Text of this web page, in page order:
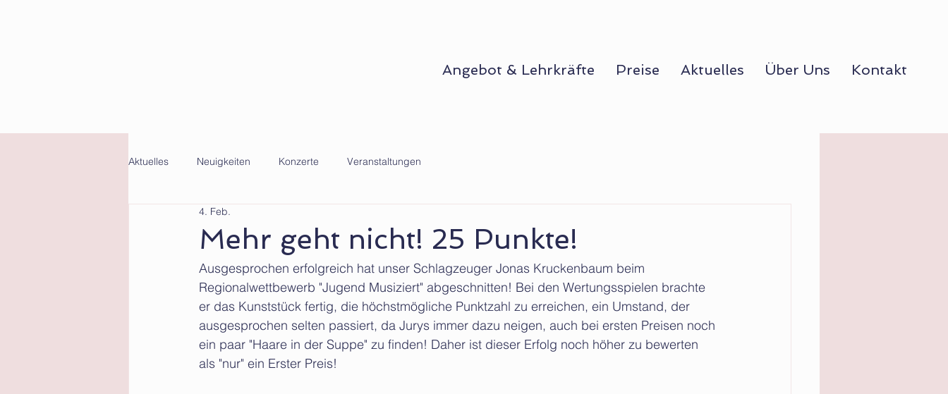
Angebot & Lehrkräfte Preise Aktuelles Über Uns Kontakt
Aktuelles Neuigkeiten Konzerte Veranstaltungen
Mehr geht nicht! 25 Punkte!
4. Feb.
Ausgesprochen erfolgreich hat unser Schlagzeuger Jonas Kruckenbaum beim
Regionalwettbewerb "Jugend Musiziert" abgeschnitten! Bei den Wertungsspielen brachte
er das Kunststück fertig, die höchstmögliche Punktzahl zu erreichen, ein Umstand, der
ausgesprochen selten passiert, da Jurys immer dazu neigen, auch bei ersten Preisen noch
ein paar "Haare in der Suppe" zu finden! Daher ist dieser Erfolg noch höher zu bewerten
als "nur" ein Erster Preis!